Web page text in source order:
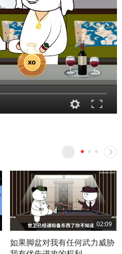
02:09
如果脚盆对我有任何武力威胁